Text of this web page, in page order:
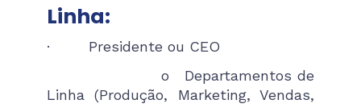
Linha:
· Presidente ou CEO
o Departamentos de
Linha (Produção, Marketing, Vendas,